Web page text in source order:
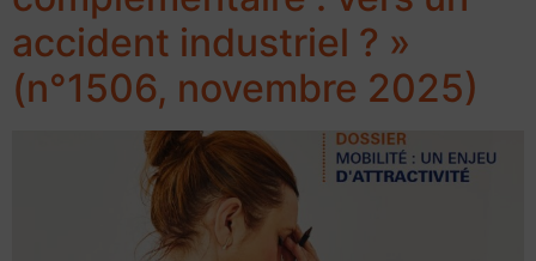
accident industriel ? »
(n°1506, novembre 2025)